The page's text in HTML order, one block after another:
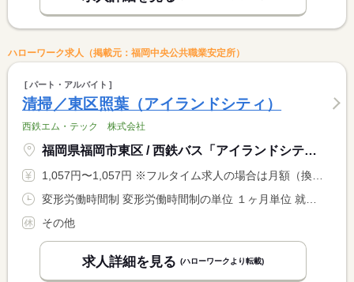
ハローワーク求人（掲載元：福岡中央公共職業安定所）
パート・アルバイト
清掃／東区照葉（アイランドシティ）
西鉄エム・テック 株式会社
福岡県福岡市東区 / 西鉄バス「アイランドシティ営業所」
1,057円〜1,057円 ※フルタイム求人の場合は月額（換算額）、パート求人の場合は時間額を表示しています。
変形労働時間制 変形労働時間制の単位 １ヶ月単位 就業時間１ 8時00分〜16時00分 就業時間２ 7時00分〜15時00分 就業時間３ 6時00分〜14時00分 就業時間に関する特記事項 基本的には（１）の勤務時間となります
その他
求人詳細を見る (ハローワークより転載)